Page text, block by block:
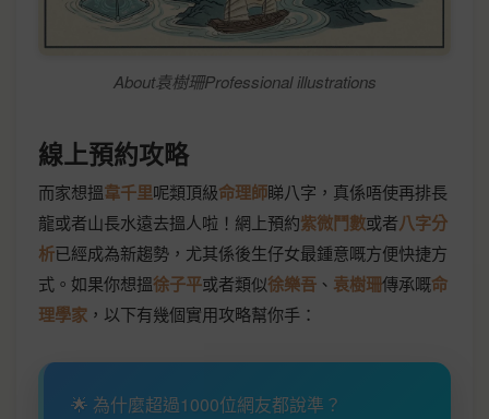
About袁樹珊Professional illustrations
線上預約攻略
而家想搵韋千里呢類頂級命理師睇八字，真係唔使再排長
龍或者山長水遠去搵人啦！網上預約紫微鬥數或者八字分
析已經成為新趨勢，尤其係後生仔女最鍾意嘅方便快捷方
式。如果你想搵徐子平或者類似徐樂吾 、 袁樹珊傳承嘅命
理學家 ，以下有幾個實用攻略幫你手：
🌟 為什麼超過1000位網友都說準？